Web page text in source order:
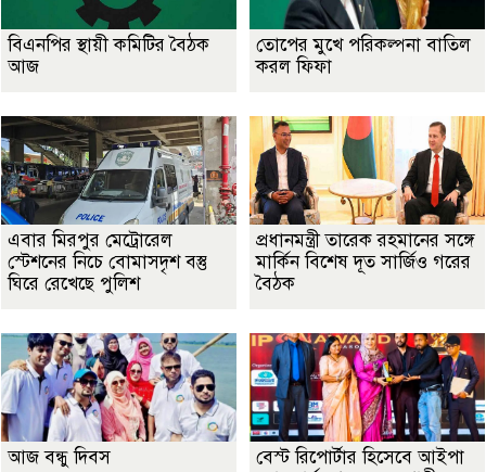
বিএনপির স্থায়ী কমিটির বৈঠক
আজ
তোপের মুখে পরিকল্পনা বাতিল
করল ফিফা
এবার মিরপুর মেট্রোরেল
স্টেশনের নিচে বোমাসদৃশ বস্তু
ঘিরে রেখেছে পুলিশ
প্রধানমন্ত্রী তারেক রহমানের সঙ্গে
মার্কিন বিশেষ দূত সার্জিও গরের
বৈঠক
আজ বন্ধু দিবস
বেস্ট রিপোর্টার হিসেবে আইপা